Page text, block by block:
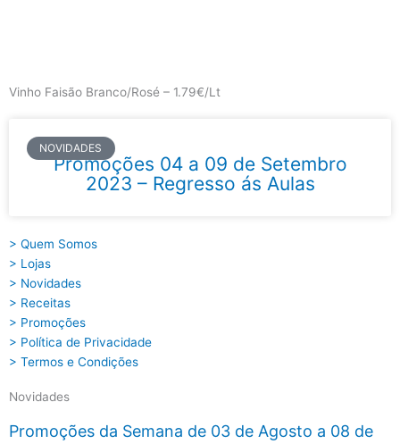
Vinho Faisão Branco/Rosé – 1.79€/Lt
NOVIDADES
Promoções 04 a 09 de Setembro
2023 – Regresso ás Aulas
> Quem Somos
> Lojas
> Novidades
> Receitas
> Promoções
> Política de Privacidade
> Termos e Condições
Novidades
Promoções da Semana de 03 de Agosto a 08 de